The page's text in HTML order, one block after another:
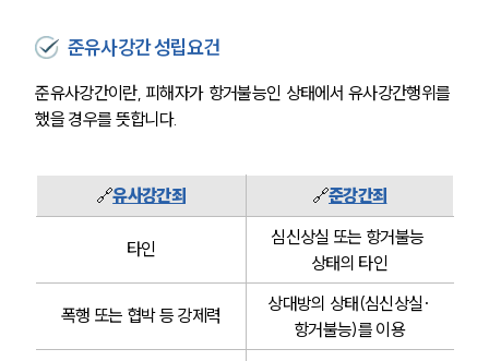
준유사강간 성립요건
준유사강간이란, 피해자가 항거불능인 상태에서 유사강간행위를
했을 경우를 뜻합니다.
🔗유사강간죄 🔗준강간죄
타인
심신상실 또는 항거불능
상태의 타인
폭행 또는 협박 등 강제력
상대방의 상태(심신상실·
항거불능)를 이용